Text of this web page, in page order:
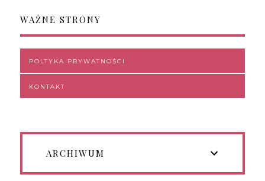
WAŻNE STRONY
POLTYKA PRYWATNOŚCI
KONTAKT
ARCHIWUM